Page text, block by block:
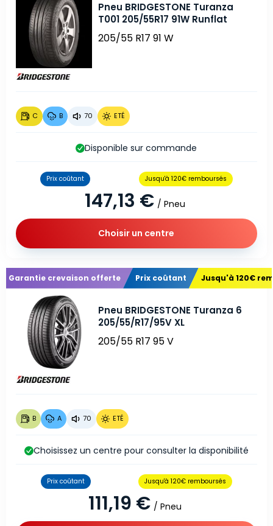
Pneu BRIDGESTONE Turanza
T001 205/55R17 91W Runflat
205/55 R17 91 W
C B 70 ETÉ
147,13 € / Pneu
Prix coûtant Jusqu'à 120€ remboursés
Disponible sur commande
Choisir un centre
Garantie crevaison offerte Prix coûtant Jusqu'à 120€
Pneu BRIDGESTONE Turanza 6
205/55/R17/95V XL
205/55 R17 95 V
B A 70 ETÉ
111,19 € / Pneu
Prix coûtant Jusqu'à 120€ remboursés
Choisissez un centre pour consulter la disponibilité